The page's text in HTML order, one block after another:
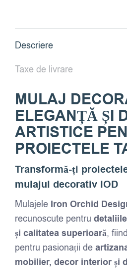
Descriere
Taxe de livrare
MULAJ
ELEGANȚĂ ȘI
ARTISTICE
PROIECTELE
Transformă-ți
mulajul decorativ IOD
Mulajele Iron Orchid
recunoscute pentru
și calitatea superioară,
pentru pasionații de
mobilier, decor interior și